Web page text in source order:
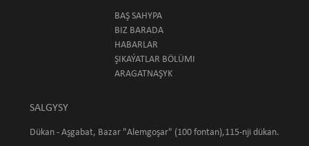
BAŞ SAHYPA
BIZ BARADA
HABARLAR
ŞIKAÝATLAR BÖLÜMI
ARAGATNAŞYK
SALGYSY
Dükan - Aşgabat, Bazar "Alemgoşar" (100 fontan),115-nji dükan.